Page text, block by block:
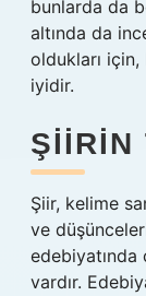
bunlarda da
altında da
oldukları için,
iyidir.
ŞIIRIN
Şiir, kelime
ve
vardır.